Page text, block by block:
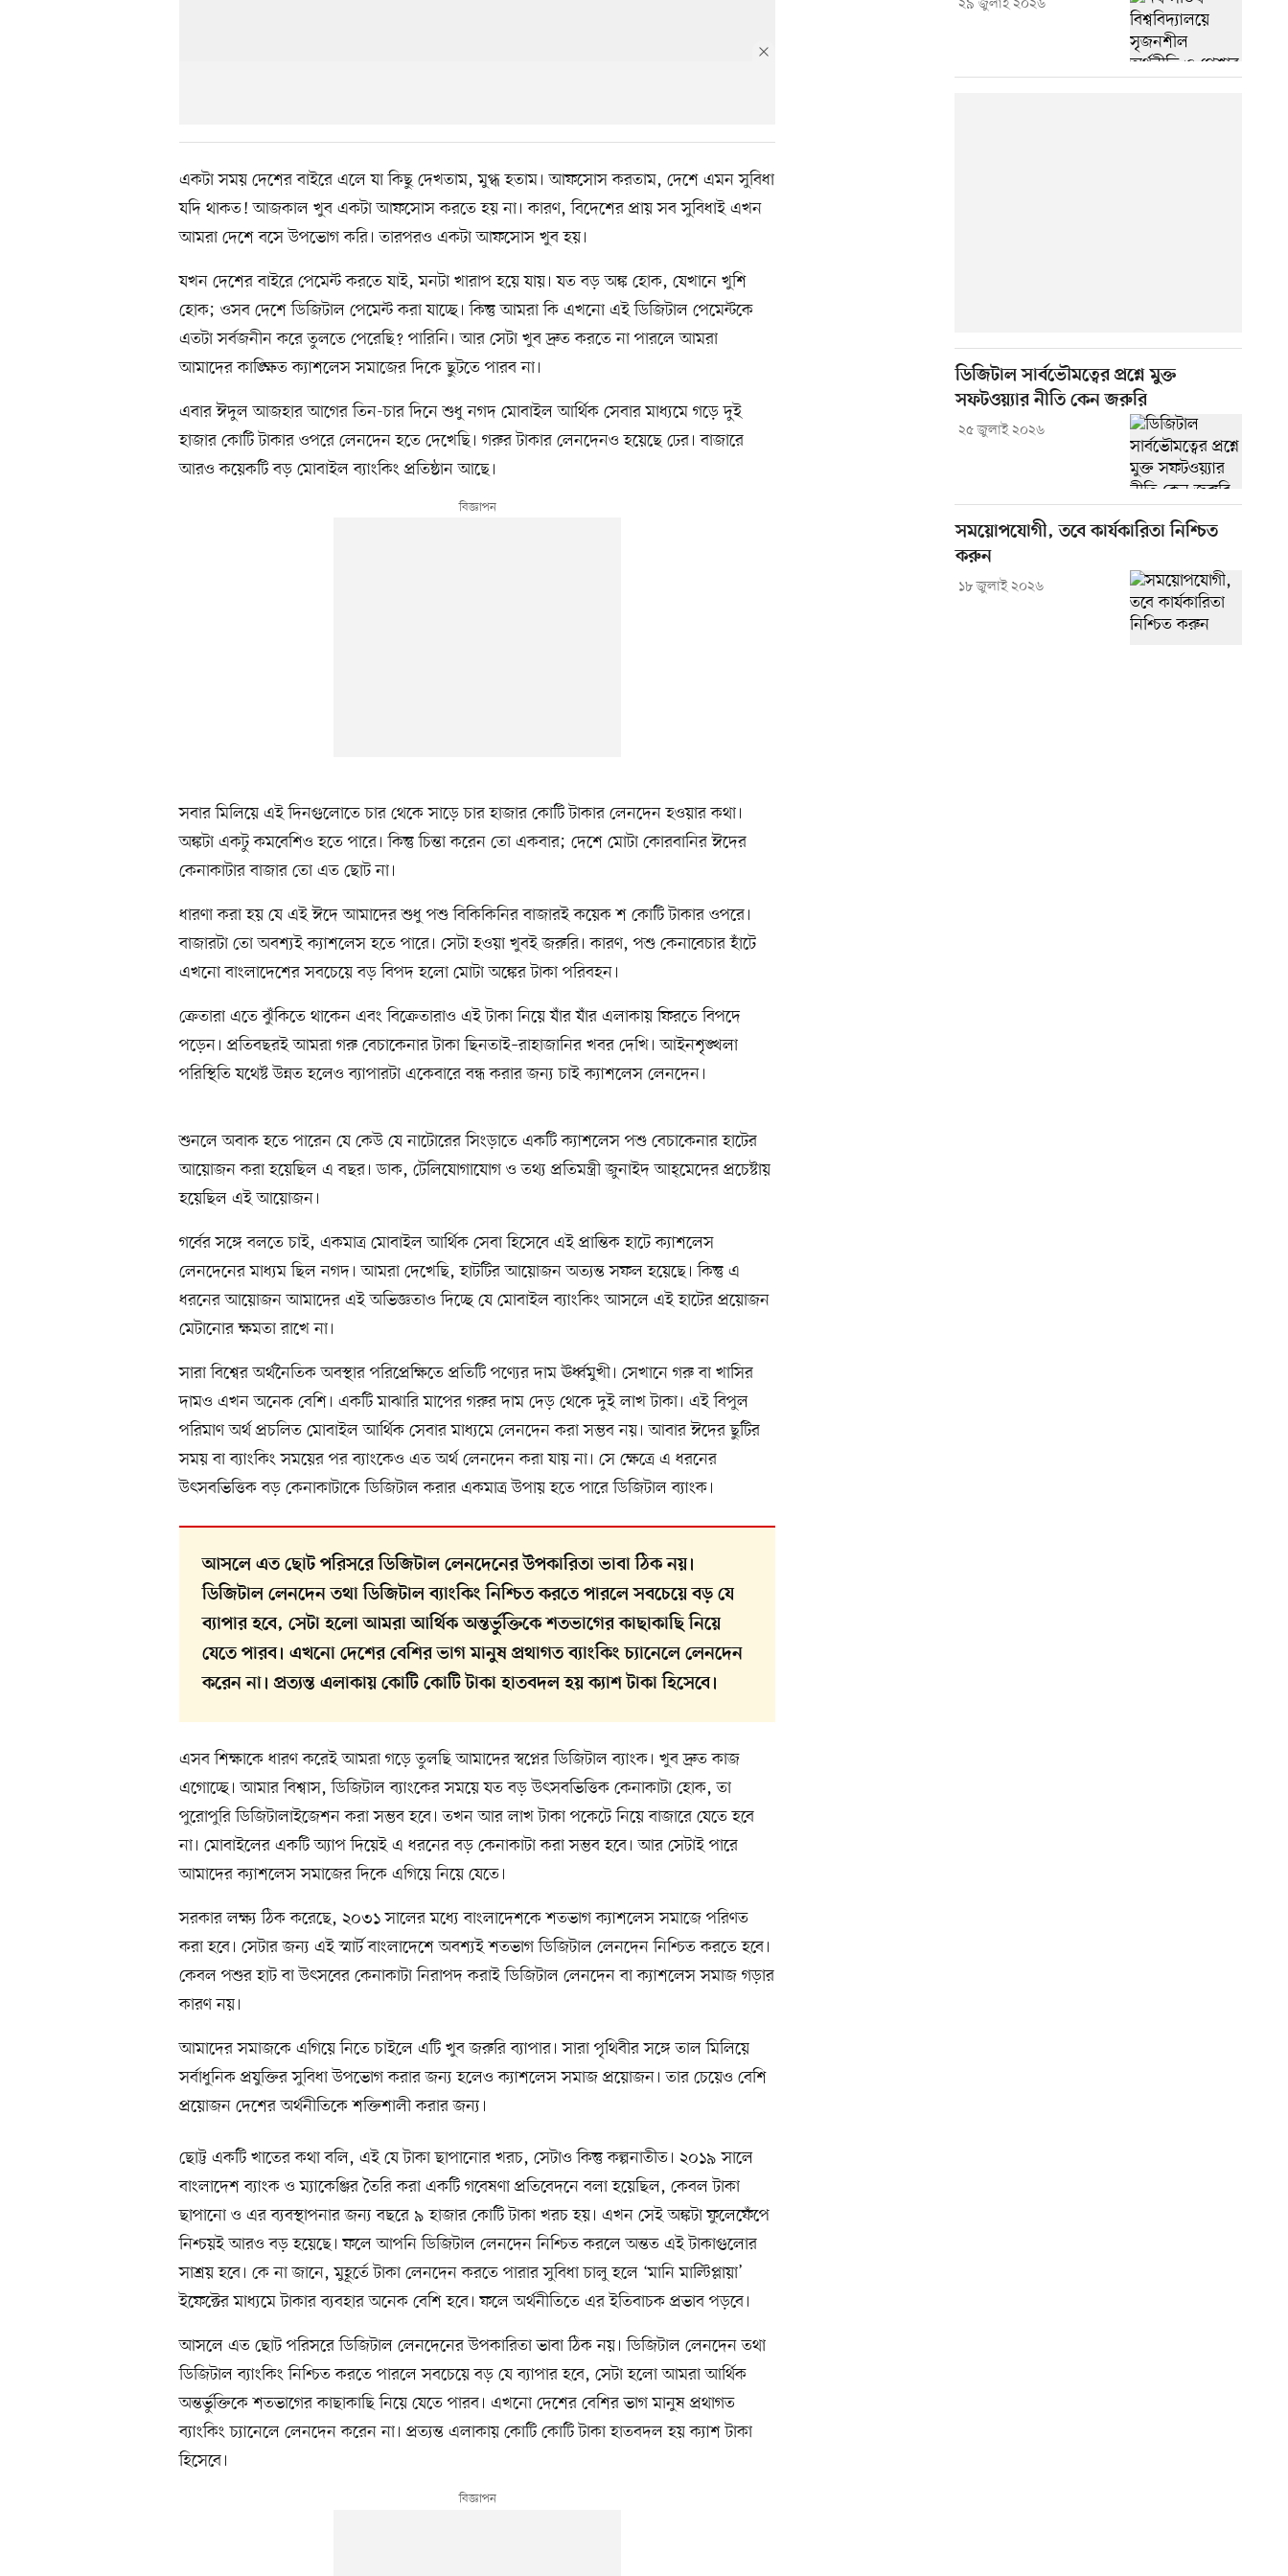
একটা সময় দেশের বাইরে এলে যা কিছু দেখতাম, মুগ্ধ হতাম। আফসোস করতাম, দেশে এমন সুবিধা
যদি থাকত! আজকাল খুব একটা আফসোস করতে হয় না। কারণ, বিদেশের প্রায় সব সুবিধাই এখন
আমরা দেশে বসে উপভোগ করি। তারপরও একটা আফসোস খুব হয়।
যখন দেশের বাইরে পেমেন্ট করতে যাই, মনটা খারাপ হয়ে যায়। যত বড় অঙ্ক হোক, যেখানে খুশি
হোক; ওসব দেশে ডিজিটাল পেমেন্ট করা যাচ্ছে। কিন্তু আমরা কি এখনো এই ডিজিটাল পেমেন্টকে
এতটা সর্বজনীন করে তুলতে পেরেছি? পারিনি। আর সেটা খুব দ্রুত করতে না পারলে আমরা
আমাদের কাঙ্ক্ষিত ক্যাশলেস সমাজের দিকে ছুটতে পারব না।
এবার ঈদুল আজহার আগের তিন-চার দিনে শুধু নগদ মোবাইল আর্থিক সেবার মাধ্যমে গড়ে দুই
হাজার কোটি টাকার ওপরে লেনদেন হতে দেখেছি। গরুর টাকার লেনদেনও হয়েছে ঢের। বাজারে
আরও কয়েকটি বড় মোবাইল ব্যাংকিং প্রতিষ্ঠান আছে।
সবার মিলিয়ে এই দিনগুলোতে চার থেকে সাড়ে চার হাজার কোটি টাকার লেনদেন হওয়ার কথা।
অঙ্কটা একটু কমবেশিও হতে পারে। কিন্তু চিন্তা করেন তো একবার; দেশে মোটা কোরবানির ঈদের
কেনাকাটার বাজার তো এত ছোট না।
ধারণা করা হয় যে এই ঈদে আমাদের শুধু পশু বিকিকিনির বাজারই কয়েক শ কোটি টাকার ওপরে।
বাজারটা তো অবশ্যই ক্যাশলেস হতে পারে। সেটা হওয়া খুবই জরুরি। কারণ, পশু কেনাবেচার হাঁটে
এখনো বাংলাদেশের সবচেয়ে বড় বিপদ হলো মোটা অঙ্কের টাকা পরিবহন।
ক্রেতারা এতে ঝুঁকিতে থাকেন এবং বিক্রেতারাও এই টাকা নিয়ে যাঁর যাঁর এলাকায় ফিরতে বিপদে
পড়েন। প্রতিবছরই আমরা গরু বেচাকেনার টাকা ছিনতাই–রাহাজানির খবর দেখি। আইনশৃঙ্খলা
পরিস্থিতি যথেষ্ট উন্নত হলেও ব্যাপারটা একেবারে বন্ধ করার জন্য চাই ক্যাশলেস লেনদেন।
শুনলে অবাক হতে পারেন যে কেউ যে নাটোরের সিংড়াতে একটি ক্যাশলেস পশু বেচাকেনার হাটের
আয়োজন করা হয়েছিল এ বছর। ডাক, টেলিযোগাযোগ ও তথ্য প্রতিমন্ত্রী জুনাইদ আহ্‌মেদের প্রচেষ্টায়
হয়েছিল এই আয়োজন।
গর্বের সঙ্গে বলতে চাই, একমাত্র মোবাইল আর্থিক সেবা হিসেবে এই প্রান্তিক হাটে ক্যাশলেস
লেনদেনের মাধ্যম ছিল নগদ। আমরা দেখেছি, হাটটির আয়োজন অত্যন্ত সফল হয়েছে। কিন্তু এ
ধরনের আয়োজন আমাদের এই অভিজ্ঞতাও দিচ্ছে যে মোবাইল ব্যাংকিং আসলে এই হাটের প্রয়োজন
মেটানোর ক্ষমতা রাখে না।
সারা বিশ্বের অর্থনৈতিক অবস্থার পরিপ্রেক্ষিতে প্রতিটি পণ্যের দাম ঊর্ধ্বমুখী। সেখানে গরু বা খাসির
দামও এখন অনেক বেশি। একটি মাঝারি মাপের গরুর দাম দেড় থেকে দুই লাখ টাকা। এই বিপুল
পরিমাণ অর্থ প্রচলিত মোবাইল আর্থিক সেবার মাধ্যমে লেনদেন করা সম্ভব নয়। আবার ঈদের ছুটির
সময় বা ব্যাংকিং সময়ের পর ব্যাংকেও এত অর্থ লেনদেন করা যায় না। সে ক্ষেত্রে এ ধরনের
উৎসবভিত্তিক বড় কেনাকাটাকে ডিজিটাল করার একমাত্র উপায় হতে পারে ডিজিটাল ব্যাংক।
আসলে এত ছোট পরিসরে ডিজিটাল লেনদেনের উপকারিতা ভাবা ঠিক নয়।
ডিজিটাল লেনদেন তথা ডিজিটাল ব্যাংকিং নিশ্চিত করতে পারলে সবচেয়ে বড় যে
ব্যাপার হবে, সেটা হলো আমরা আর্থিক অন্তর্ভুক্তিকে শতভাগের কাছাকাছি নিয়ে
যেতে পারব। এখনো দেশের বেশির ভাগ মানুষ প্রথাগত ব্যাংকিং চ্যানেলে লেনদেন
করেন না। প্রত্যন্ত এলাকায় কোটি কোটি টাকা হাতবদল হয় ক্যাশ টাকা হিসেবে।
এসব শিক্ষাকে ধারণ করেই আমরা গড়ে তুলছি আমাদের স্বপ্নের ডিজিটাল ব্যাংক। খুব দ্রুত কাজ
এগোচ্ছে। আমার বিশ্বাস, ডিজিটাল ব্যাংকের সময়ে যত বড় উৎসবভিত্তিক কেনাকাটা হোক, তা
পুরোপুরি ডিজিটালাইজেশন করা সম্ভব হবে। তখন আর লাখ টাকা পকেটে নিয়ে বাজারে যেতে হবে
না। মোবাইলের একটি অ্যাপ দিয়েই এ ধরনের বড় কেনাকাটা করা সম্ভব হবে। আর সেটাই পারে
আমাদের ক্যাশলেস সমাজের দিকে এগিয়ে নিয়ে যেতে।
সরকার লক্ষ্য ঠিক করেছে, ২০৩১ সালের মধ্যে বাংলাদেশকে শতভাগ ক্যাশলেস সমাজে পরিণত
করা হবে। সেটার জন্য এই স্মার্ট বাংলাদেশে অবশ্যই শতভাগ ডিজিটাল লেনদেন নিশ্চিত করতে হবে।
কেবল পশুর হাট বা উৎসবের কেনাকাটা নিরাপদ করাই ডিজিটাল লেনদেন বা ক্যাশলেস সমাজ গড়ার
কারণ নয়।
আমাদের সমাজকে এগিয়ে নিতে চাইলে এটি খুব জরুরি ব্যাপার। সারা পৃথিবীর সঙ্গে তাল মিলিয়ে
সর্বাধুনিক প্রযুক্তির সুবিধা উপভোগ করার জন্য হলেও ক্যাশলেস সমাজ প্রয়োজন। তার চেয়েও বেশি
প্রয়োজন দেশের অর্থনীতিকে শক্তিশালী করার জন্য।
ছোট্ট একটি খাতের কথা বলি, এই যে টাকা ছাপানোর খরচ, সেটাও কিন্তু কল্পনাতীত। ২০১৯ সালে
বাংলাদেশ ব্যাংক ও ম্যাকেঞ্জির তৈরি করা একটি গবেষণা প্রতিবেদনে বলা হয়েছিল, কেবল টাকা
ছাপানো ও এর ব্যবস্থাপনার জন্য বছরে ৯ হাজার কোটি টাকা খরচ হয়। এখন সেই অঙ্কটা ফুলেফেঁপে
নিশ্চয়ই আরও বড় হয়েছে। ফলে আপনি ডিজিটাল লেনদেন নিশ্চিত করলে অন্তত এই টাকাগুলোর
সাশ্রয় হবে। কে না জানে, মুহূর্তে টাকা লেনদেন করতে পারার সুবিধা চালু হলে ‘মানি মাল্টিপ্লায়া’
ইফেক্টের মাধ্যমে টাকার ব্যবহার অনেক বেশি হবে। ফলে অর্থনীতিতে এর ইতিবাচক প্রভাব পড়বে।
আসলে এত ছোট পরিসরে ডিজিটাল লেনদেনের উপকারিতা ভাবা ঠিক নয়। ডিজিটাল লেনদেন তথা
ডিজিটাল ব্যাংকিং নিশ্চিত করতে পারলে সবচেয়ে বড় যে ব্যাপার হবে, সেটা হলো আমরা আর্থিক
অন্তর্ভুক্তিকে শতভাগের কাছাকাছি নিয়ে যেতে পারব। এখনো দেশের বেশির ভাগ মানুষ প্রথাগত
ব্যাংকিং চ্যানেলে লেনদেন করেন না। প্রত্যন্ত এলাকায় কোটি কোটি টাকা হাতবদল হয় ক্যাশ টাকা
হিসেবে।
২৯ জুলাই ২০২৬
ডিজিটাল সার্বভৌমত্বের প্রশ্নে মুক্ত
সফটওয়্যার নীতি কেন জরুরি
২৫ জুলাই ২০২৬
সময়োপযোগী, তবে কার্যকারিতা নিশ্চিত
করুন
১৮ জুলাই ২০২৬